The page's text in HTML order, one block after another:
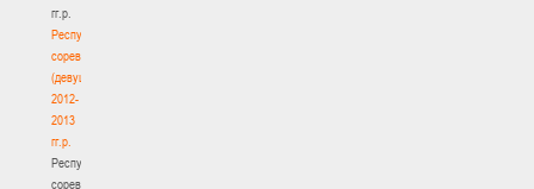
гг.р.
Республиканские
соревнования
(девушки)
2012-
2013
гг.р.
Республиканские
соревнования